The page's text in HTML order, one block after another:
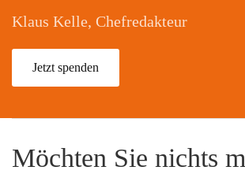
Klaus Kelle, Chefredakteur
Jetzt spenden
Möchten Sie nichts